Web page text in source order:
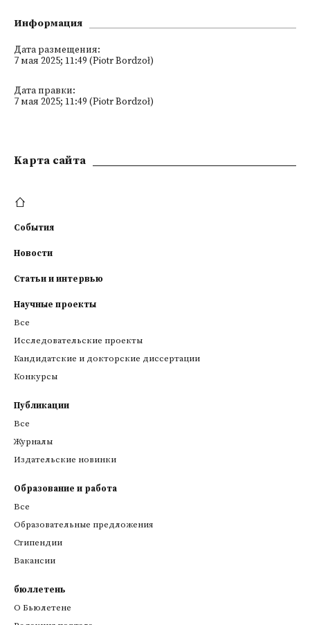
Информация
Дата размещения:
7 мая 2025; 11:49 (Piotr Bordzoł)
Дата правки:
7 мая 2025; 11:49 (Piotr Bordzoł)
Kарта сайта
События
Новости
Статьи и интервью
Научные проекты
Все
Исследовательские проекты
Кандидатские и докторские диссертации
Конкурсы
Публикации
Все
Журналы
Издательские новинки
Образование и работа
Все
Образовательные предложения
Стипендии
Вакансии
бюллетень
О Бьюлетене